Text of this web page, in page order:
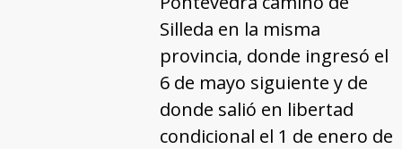
Silleda en la misma
provincia, donde ingresó el
6 de mayo siguiente y de
donde salió en libertad
condicional el 1 de enero de